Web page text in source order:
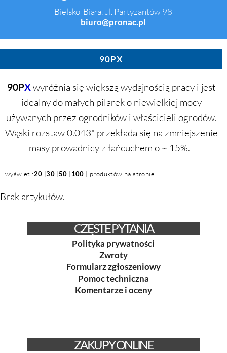
Bielsko-Biała, ul. Partyzantów 98
biuro@pronac.pl
90PX
90PXwyróżnia się większą wydajnością pracy i jest
idealny do małych pilarek o niewielkiej mocy
używanych przez ogrodników i właścicieli ogrodów.
Wąski rozstaw 0.043" przekłada się na zmniejszenie
masy prowadnicy z łańcuchem o ~ 15%.
wyświetl:20 |30 |50 |100 | produktów na stronie
Brak artykułów.
CZĘSTE PYTANIA
Polityka prywatności
Zwroty
Formularz zgłoszeniowy
Pomoc techniczna
Komentarze i oceny
ZAKUPY ONLINE